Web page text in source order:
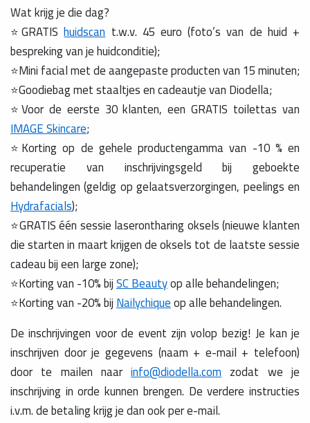
Wat krijg je die dag?
⭐GRATIShuidscant.w.v. 45 euro (foto’s van de huid +
bespreking van je huidconditie);
⭐Mini facial met de aangepaste producten van 15 minuten;
⭐Goodiebag met staaltjes en cadeautje van Diodella;
⭐Voor de eerste 30 klanten, een GRATIS toilettas van
IMAGE Skincare;
⭐Korting op de gehele productengamma van -10 % en
recuperatie van inschrijvingsgeld bij geboekte
behandelingen (geldig op gelaatsverzorgingen, peelings en
Hydrafacials);
⭐GRATIS één sessie laserontharing oksels (nieuwe klanten
die starten in maart krijgen de oksels tot de laatste sessie
cadeau bij een large zone);
⭐Korting van -10% bijSC Beautyop alle behandelingen;
⭐Korting van -20% bijNailychiqueop alle behandelingen.
De inschrijvingen voor de event zijn volop bezig! Je kan je
inschrijven door je gegevens (naam + e-mail + telefoon)
door te mailen naarinfo@diodella.comzodat we je
inschrijving in orde kunnen brengen. De verdere instructies
i.v.m. de betaling krijg je dan ook per e-mail.